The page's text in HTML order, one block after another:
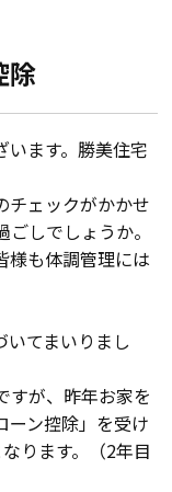
除
います。勝美住宅
チェックがかかせ
しでしょうか。
様も体調管理には
いてまいりまし
すが、昨年お家を
ーン控除」を受け
ります。（2年目